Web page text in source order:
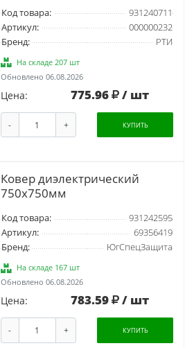
Код товара:
931240711
Артикул:
000000232
Бренд:
РТИ
На складе 207 шт
Обновлено 06.08.2026
Цена: 775.96 / шт
- + КУПИТЬ
Ковер диэлектрический
750х750мм
Код товара:
931242595
Артикул:
69356419
Бренд:
ЮгСпецЗащита
На складе 167 шт
Обновлено 06.08.2026
Цена: 783.59 / шт
- + КУПИТЬ